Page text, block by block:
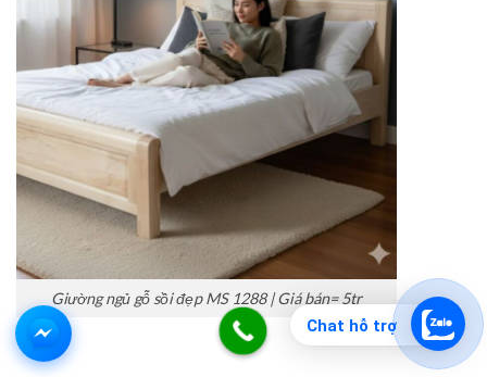
Chat hỗ trợ
Giường ngủ gỗ sồi đẹp MS 1288 | Giá bán= 5tr